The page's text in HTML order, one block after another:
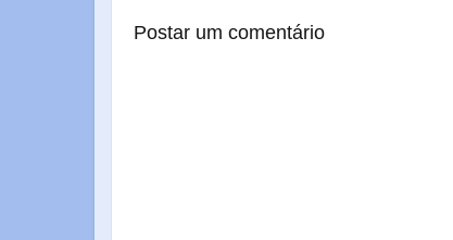
Postar um comentário